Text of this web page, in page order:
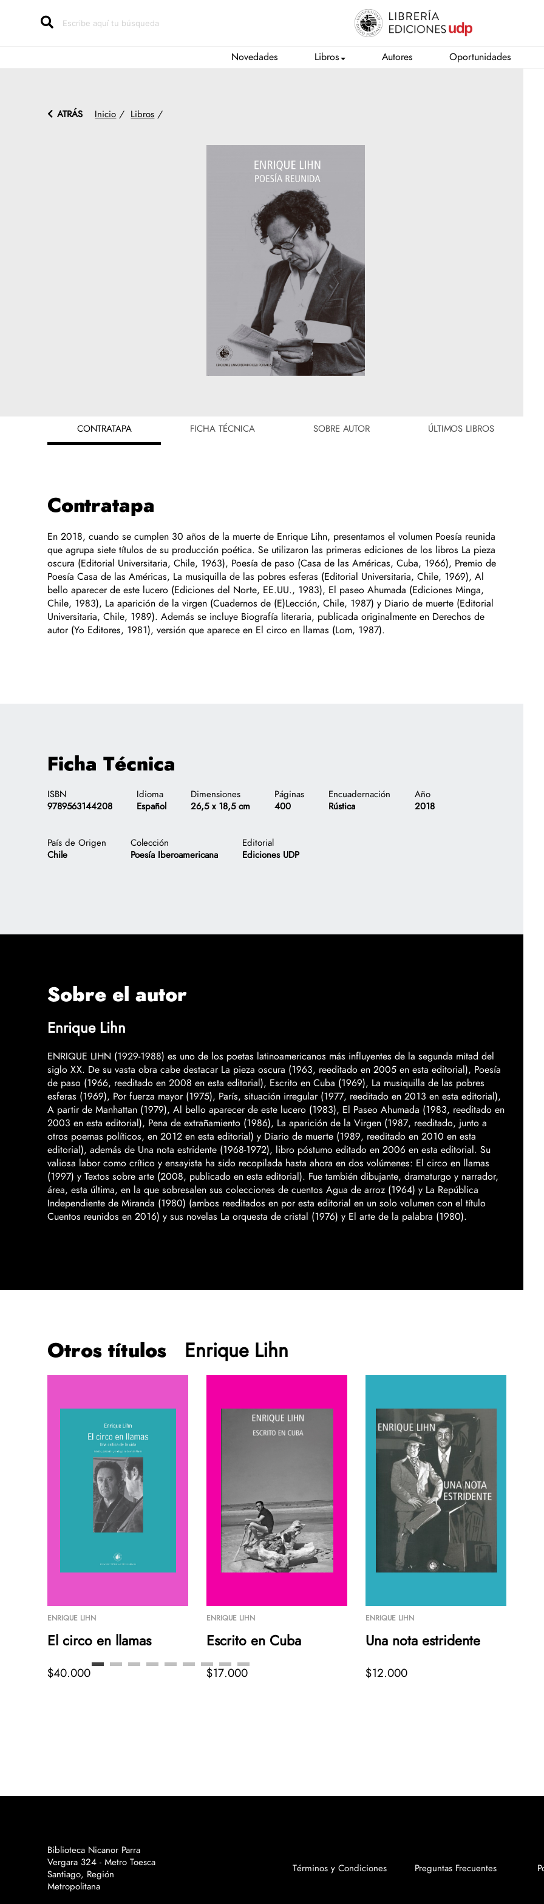
Novedades Libros Autores Oportunidades
0árticulo(s)
ATRÁS Inicio / Libros /
CONTRATAPA FICHA TÉCNICA SOBRE AUTOR ÚLTIMOS LIBROS
Contratapa
En 2018, cuando se cumplen 30 años de la muerte de Enrique Lihn, presentamos el volumen Poesía reunida
que agrupa siete títulos de su producción poética. Se utilizaron las primeras ediciones de los libros La pieza
oscura (Editorial Universitaria, Chile, 1963), Poesía de paso (Casa de las Américas, Cuba, 1966), Premio de
Poesía Casa de las Américas, La musiquilla de las pobres esferas (Editorial Universitaria, Chile, 1969), Al
bello aparecer de este lucero (Ediciones del Norte, EE.UU., 1983), El paseo Ahumada (Ediciones Minga,
Chile, 1983), La aparición de la virgen (Cuadernos de (E)Lección, Chile, 1987) y Diario de muerte (Editorial
Universitaria, Chile, 1989). Además se incluye Biografía literaria, publicada originalmente en Derechos de
autor (Yo Editores, 1981), versión que aparece en El circo en llamas (Lom, 1987).
Ficha Técnica
ISBN
9789563144208
Idioma
Español
Dimensiones
26,5 x 18,5 cm
Páginas
400
Encuadernación
Rústica
Año
2018
País de Origen
Chile
Colección
Poesía Iberoamericana
Editorial
Ediciones UDP
Sobre el autor
Enrique Lihn
ENRIQUE LIHN (1929-1988) es uno de los poetas latinoamericanos más influyentes de la segunda mitad del
siglo XX. De su vasta obra cabe destacar La pieza oscura (1963, reeditado en 2005 en esta editorial), Poesía
de paso (1966, reeditado en 2008 en esta editorial), Escrito en Cuba (1969), La musiquilla de las pobres
esferas (1969), Por fuerza mayor (1975), París, situación irregular (1977, reeditado en 2013 en esta editorial),
A partir de Manhattan (1979), Al bello aparecer de este lucero (1983), El Paseo Ahumada (1983, reeditado en
2003 en esta editorial), Pena de extrañamiento (1986), La aparición de la Virgen (1987, reeditado, junto a
otros poemas políticos, en 2012 en esta editorial) y Diario de muerte (1989, reeditado en 2010 en esta
editorial), además de Una nota estridente (1968-1972), libro póstumo editado en 2006 en esta editorial. Su
valiosa labor como crítico y ensayista ha sido recopilada hasta ahora en dos volúmenes: El circo en llamas
(1997) y Textos sobre arte (2008, publicado en esta editorial). Fue también dibujante, dramaturgo y narrador,
área, esta última, en la que sobresalen sus colecciones de cuentos Agua de arroz (1964) y La República
Independiente de Miranda (1980) (ambos reeditados en por esta editorial en un solo volumen con el título
Cuentos reunidos en 2016) y sus novelas La orquesta de cristal (1976) y El arte de la palabra (1980).
Otros títulos Enrique Lihn
ENRIQUE LIHN
El circo en llamas
$40.000
ENRIQUE LIHN
Escrito en Cuba
$17.000
ENRIQUE LIHN
Una nota estridente
$12.000
Biblioteca Nicanor Parra
Vergara 324 - Metro Toesca
Santiago, Región
Metropolitana
Términos y Condiciones Preguntas Frecuentes